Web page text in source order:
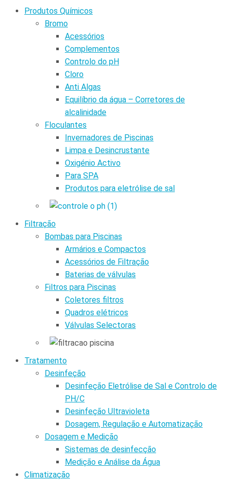
Produtos Químicos
Bromo
Acessórios
Complementos
Controlo do pH
Cloro
Anti Algas
Equilíbrio da água – Corretores de
alcalinidade
Floculantes
Invernadores de Piscinas
Limpa e Desincrustante
Oxigénio Activo
Para SPA
Produtos para eletrólise de sal
Filtração
Bombas para Piscinas
Armários e Compactos
Acessórios de Filtração
Baterias de válvulas
Filtros para Piscinas
Coletores filtros
Quadros elétricos
Válvulas Selectoras
Tratamento
Desinfeção
Desinfeção Eletrólise de Sal e Controlo de
PH/C
Desinfeção Ultravioleta
Dosagem, Regulação e Automatização
Dosagem e Medição
Sistemas de desinfecção
Medição e Análise da Água
Climatização